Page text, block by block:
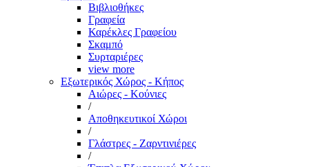
Βιβλιοθήκες
Γραφεία
Καρέκλες Γραφείου
Σκαμπό
Συρταριέρες
view more
Εξωτερικός Χώρος - Κήπος
Αιώρες - Κούνιες
/
Αποθηκευτικοί Χώροι
/
Γλάστρες - Ζαρντινιέρες
/